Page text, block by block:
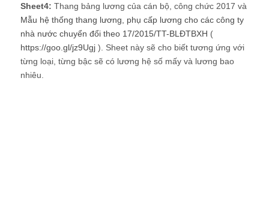
Sheet4: Thang bảng lương của cán bộ, công chức 2017 và
Mẫu hệ thống thang lương, phụ cấp lương cho các công ty
nhà nước chuyển đổi theo 17/2015/TT-BLĐTBXH (
https://goo.gl/jz9Ugj ). Sheet này sẽ cho biết tương ứng với
từng loại, từng bậc sẽ có lương hệ số mấy và lương bao
nhiêu.